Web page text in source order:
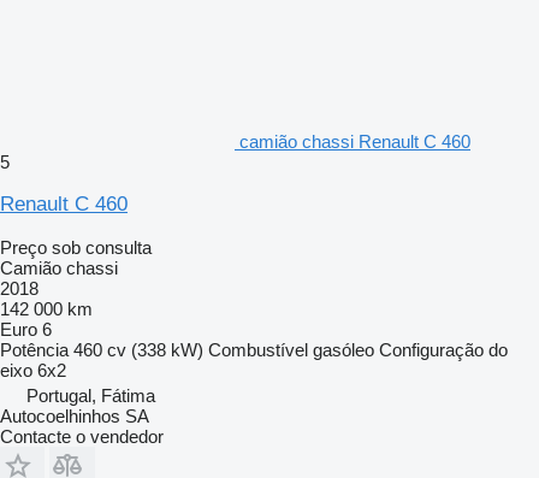
camião chassi Renault C 460
5
Renault C 460
Preço sob consulta
Camião chassi
2018
142 000 km
Euro 6
Potência 460 cv (338 kW) Combustível gasóleo Configuração do
eixo 6x2
Portugal, Fátima
Autocoelhinhos SA
Contacte o vendedor